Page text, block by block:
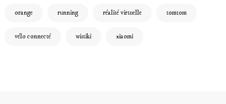
orange running réalité virtuelle tomtom
vélo connecté wistiki xiaomi